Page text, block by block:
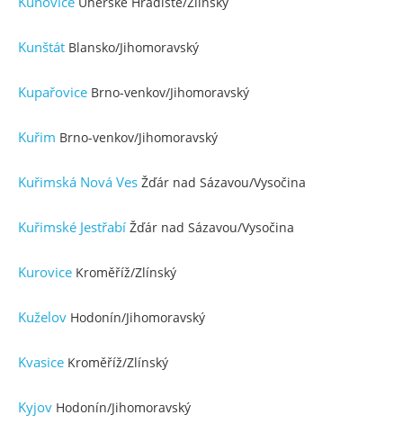
Kunštát Blansko/Jihomoravský
Kupařovice Brno-venkov/Jihomoravský
Kuřim Brno-venkov/Jihomoravský
Kuřimská Nová Ves Žďár nad Sázavou/Vysočina
Kuřimské Jestřabí Žďár nad Sázavou/Vysočina
Kurovice Kroměříž/Zlínský
Kuželov Hodonín/Jihomoravský
Kvasice Kroměříž/Zlínský
Kyjov Hodonín/Jihomoravský